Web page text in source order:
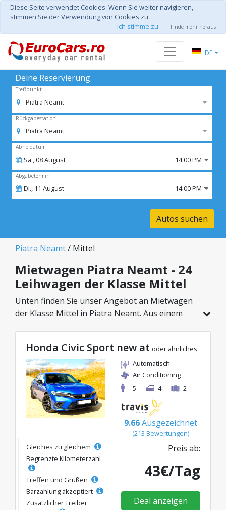
Diese Seite verwendet Cookies. Wenn Sie weiter navigieren,
stimmen Sie der Verwendung von Cookies zu.
ich stimme zu
Finde mehr heraus
DE
Deine Reservierung
Treffpunkt
Piatra Neamt
Rückgabestation
Piatra Neamt
Abholdatum
Sa.,08August 14:00 PM
Abgabetermin
Di., 11 August 14:00 PM
Autos suchen
Piatra Neamt/ Mittel
Mietwagen Piatra Neamt - 24
Leihwagen der Klasse Mittel
Unten finden Sie unser Angebot an Mietwagen
der Klasse Mittel in Piatra Neamt. Aus einem
aus der gewählten Kategorie wählen, mit
attraktiven Preisen ab nur 23€/Tag.
Honda Civic Sport new at oder ähnliches
Automatisch
Air Conditioning
5
4 2
9.66 Ausgezeichnet
(213 Bewertungen)
Gleiches zu gleichem
Begrenzte Kilometerzahl
Treffen und Grüßen
Barzahlung akzeptiert
Zusätzlicher Treiber
Preis ab:
43€/Tag
Deal anzeigen